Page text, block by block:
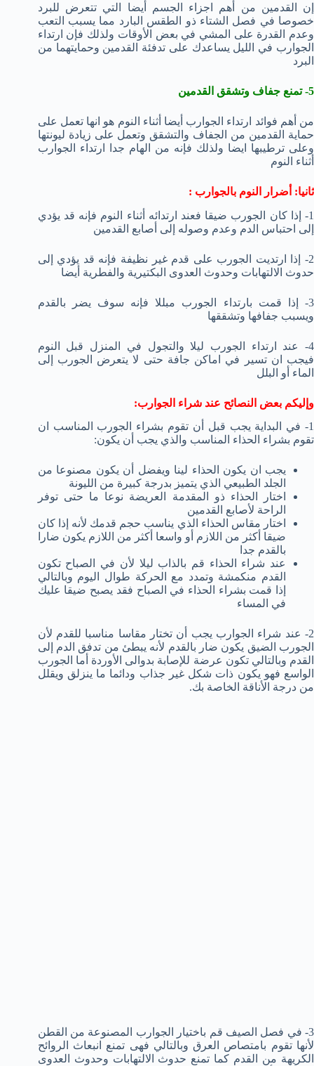
إن القدمين من أهم اجزاء الجسم أيضا التي تتعرض للبرد
خصوصا في فصل الشتاء ذو الطقس البارد مما يسبب التعب
وعدم القدرة على المشي في بعض الأوقات ولذلك فإن ارتداء
الجوارب في الليل يساعدك على تدفئة القدمين وحمايتهما من
البرد
5- تمنع جفاف وتشقق القدمين
من أهم فوائد ارتداء الجوارب أيضا أثناء النوم هو انها تعمل على
حماية القدمين من الجفاف والتشقق وتعمل على زيادة ليونتها
وعلى ترطيبها ايضا ولذلك فإنه من الهام جدا ارتداء الجوارب
أثناء النوم
ثانيا: أضرار النوم بالجوارب :
1- إذا كان الجورب ضيقا فعند ارتدائه أثناء النوم فإنه قد يؤدي
إلى احتباس الدم وعدم وصوله إلى أصابع القدمين
2- إذا ارتديت الجورب على قدم غير نظيفة فإنه قد يؤدي إلى
حدوث الالتهابات وحدوث العدوى البكتيرية والفطرية أيضا
3- إذا قمت بارتداء الجورب مبللا فإنه سوف يضر بالقدم
ويسبب جفافها وتشققها
4- عند ارتداء الجورب ليلا والتجول في المنزل قبل النوم
فيجب ان تسير في اماكن جافة حتى لا يتعرض الجورب إلى
الماء أو البلل
وإليكم بعض النصائح عند شراء الجوارب:
1- في البداية يجب قبل أن تقوم بشراء الجورب المناسب ان
تقوم بشراء الحذاء المناسب والذي يجب أن يكون:
يجب ان يكون الحذاء لينا ويفضل أن يكون مصنوعا من
الجلد الطبيعي الذي يتميز بدرجة كبيرة من الليونة
اختار الحذاء ذو المقدمة العريضة نوعا ما حتى توفر
الراحة لأصابع القدمين
اختار مقاس الحذاء الذي يناسب حجم قدمك لأنه إذا كان
ضيقا أكثر من اللازم أو واسعا أكثر من اللازم يكون ضارا
بالقدم جدا
عند شراء الحذاء قم بالذاب ليلا لأن في الصباح تكون
القدم منكمشة وتمدد مع الحركة طوال اليوم وبالتالي
إذا قمت بشراء الحذاء في الصباح فقد يصبح ضيقا عليك
في المساء
2- عند شراء الجوارب يجب أن تختار مقاسا مناسبا للقدم لأن
الجورب الضيق يكون ضار بالقدم لأنه يبطئ من تدفق الدم إلى
القدم وبالتالي تكون عرضة للإصابة بدوالى الأوردة أما الجورب
الواسع فهو يكون ذات شكل غير جذاب ودائما ما ينزلق ويقلل
من درجة الأناقة الخاصة بك.
3- في فصل الصيف قم باختيار الجوارب المصنوعة من القطن
لأنها تقوم بامتصاص العرق وبالتالي فهى تمنع انبعاث الروائح
الكريهة من القدم كما تمنع حدوث الالتهابات وحدوث العدوى